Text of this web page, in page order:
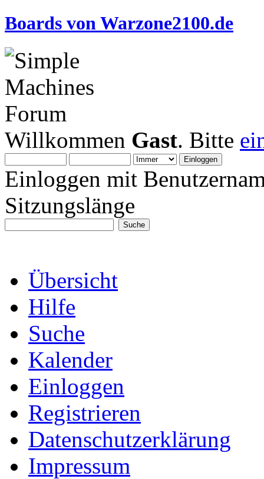
Boards von Warzone2100.de
Willkommen Gast. Bitte
Einloggen mit
Sitzungslänge
Übersicht
Hilfe
Suche
Kalender
Einloggen
Registrieren
Datenschutzerklärung
Impressum